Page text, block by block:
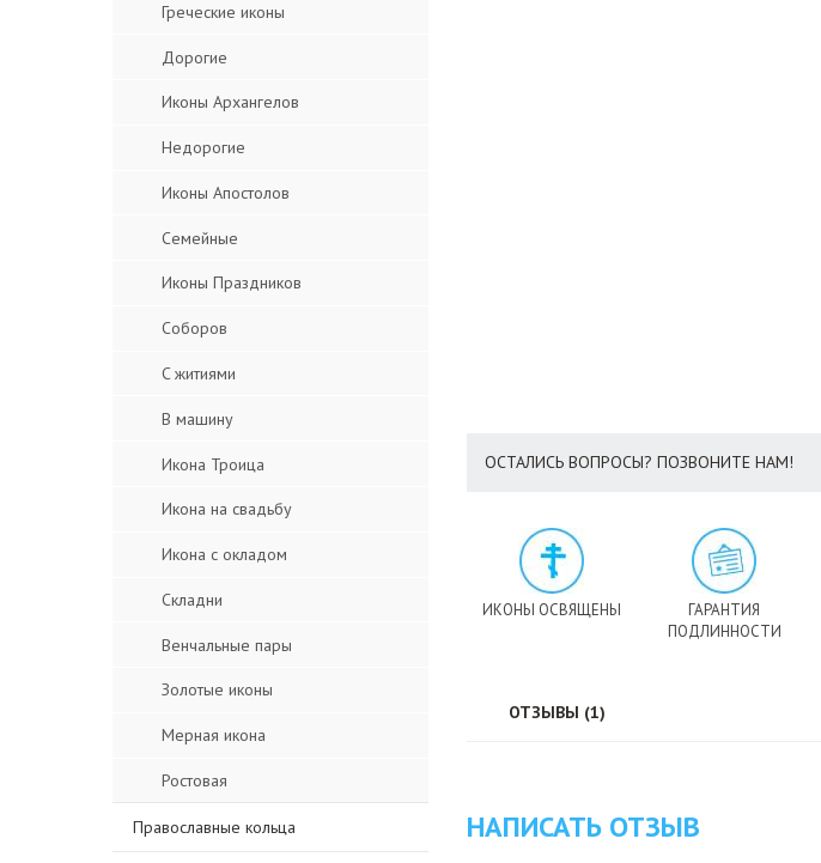
Греческие иконы
Дорогие
Иконы Архангелов
Недорогие
Иконы Апостолов
Семейные
Иконы Праздников
Соборов
C житиями
В машину
Икона Троица
Икона на свадьбу
Икона с окладом
Складни
Венчальные пары
Золотые иконы
Мерная икона
Ростовая
Православные кольца
ОСТАЛИСЬ ВОПРОСЫ? ПОЗВОНИТЕ НАМ!
ИКОНЫ ОСВЯЩЕНЫ
ГАРАНТИЯ
ПОДЛИННОСТИ
ОТЗЫВЫ (1)
НАПИСАТЬ ОТЗЫВ